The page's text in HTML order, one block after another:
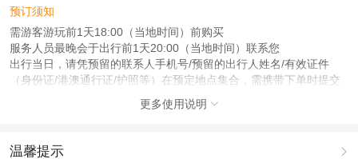
预订须知
需游客游玩前1天18:00（当地时间）前购买
服务人员最晚会于出行前1天20:00（当地时间）联系您
出行当日，请凭预留的联系人手机号/预留的出行人姓名/有效证件
（身份证/港澳通行证/护照等）在预定地点集合，需携带下单时提交
成人：18周岁 – 80周岁；
更多使用说明 
温馨提示 